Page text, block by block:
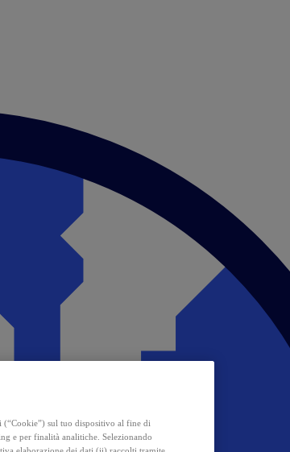
sul tuo dispositivo al fine di
e per finalità analitiche. Selezionando